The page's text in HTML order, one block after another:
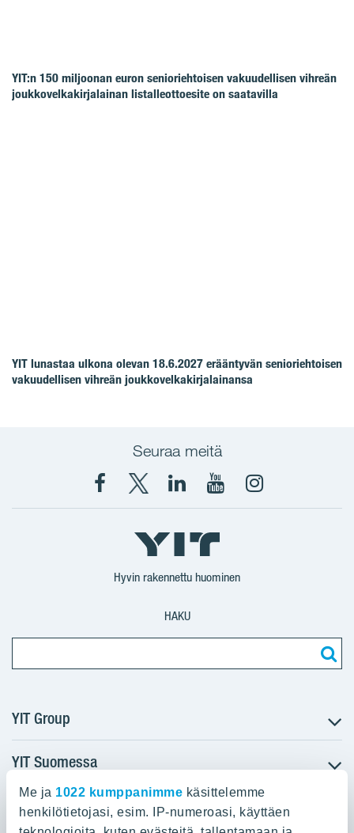
Me ja 1022 kumppanimme käsittelemme
henkilötietojasi, esim. IP-numeroasi, käyttäen
YIT:n 150 miljoonan euron senioriehtoisen vakuudellisen vihreän
joukkovelkakirjalainan listalleottoesite on saatavilla
YIT lunastaa ulkona olevan 18.6.2027 erääntyvän senioriehtoisen
vakuudellisen vihreän joukkovelkakirjalainansa
Seuraa meitä
Facebook
X
YIT
Suomi
YIT
Corporation
YIT
Corporation
Instagram
Hyvin rakennettu huominen
HAKU
YIT Group
Tietoa YIT:stä
Töihin meille
Sijoittajat
YIT Suomessa
Myytävät asunnot
Vuokrattavat toimitilat
YIT:n pääkonttori